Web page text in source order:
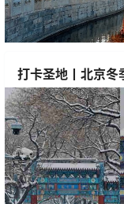
打卡圣地丨北京冬